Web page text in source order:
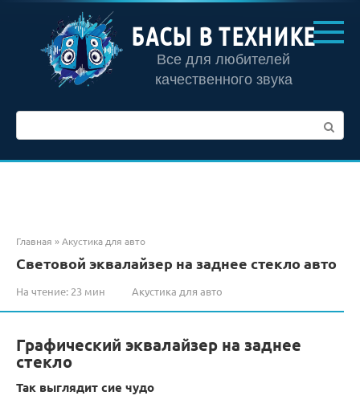
контенту
БАСЫ В ТЕХНИКЕ
Все для любителей
качественного звука
Главная »Акустика для авто
Световой эквалайзер на заднее стекло авто
На чтение: 23 мин Акустика для авто
Графический эквалайзер на заднее
стекло
Так выглядит сие чудо